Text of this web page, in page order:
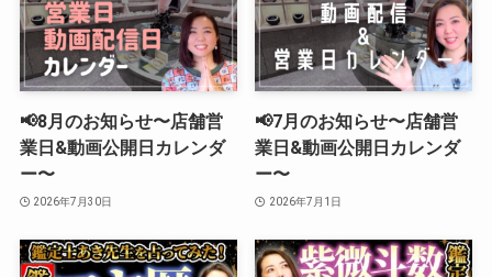
📢8月のお知らせ〜店舗営
業日&動画公開日カレンダ
ー〜
2026年7月30日
📢7月のお知らせ〜店舗営
業日&動画公開日カレンダ
ー〜
2026年7月1日